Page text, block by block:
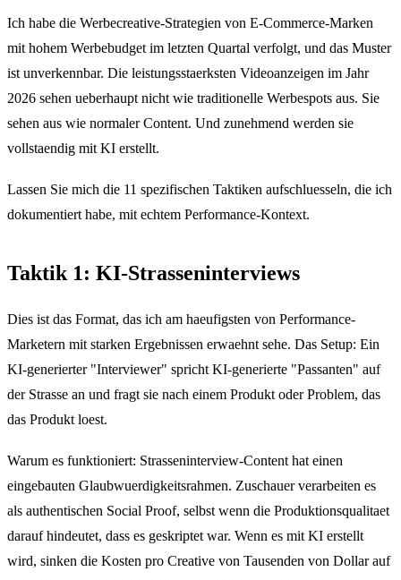
Ich habe die Werbecreative-Strategien von E-Commerce-Marken
mit hohem Werbebudget im letzten Quartal verfolgt, und das Muster
ist unverkennbar. Die leistungsstaerksten Videoanzeigen im Jahr
2026 sehen ueberhaupt nicht wie traditionelle Werbespots aus. Sie
sehen aus wie normaler Content. Und zunehmend werden sie
vollstaendig mit KI erstellt.
Lassen Sie mich die 11 spezifischen Taktiken aufschluesseln, die ich
dokumentiert habe, mit echtem Performance-Kontext.
Taktik 1: KI-Strasseninterviews
Dies ist das Format, das ich am haeufigsten von Performance-
Marketern mit starken Ergebnissen erwaehnt sehe. Das Setup: Ein
KI-generierter "Interviewer" spricht KI-generierte "Passanten" auf
der Strasse an und fragt sie nach einem Produkt oder Problem, das
das Produkt loest.
Warum es funktioniert: Strasseninterview-Content hat einen
eingebauten Glaubwuerdigkeitsrahmen. Zuschauer verarbeiten es
als authentischen Social Proof, selbst wenn die Produktionsqualitaet
darauf hindeutet, dass es geskriptet war. Wenn es mit KI erstellt
wird, sinken die Kosten pro Creative von Tausenden von Dollar auf